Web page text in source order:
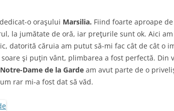
o oraşului Marsilia. Fiind foarte aproape de
la jumătate de oră, iar preţurile sunt ok. Aici
datorită căruia am putut să-mi fac cât de cât o
şi puţin vânt, plimbarea a fost perfectă. Din
Notre-Dame de la Garde am avut parte de o
rar mi-a fost dat să văd.